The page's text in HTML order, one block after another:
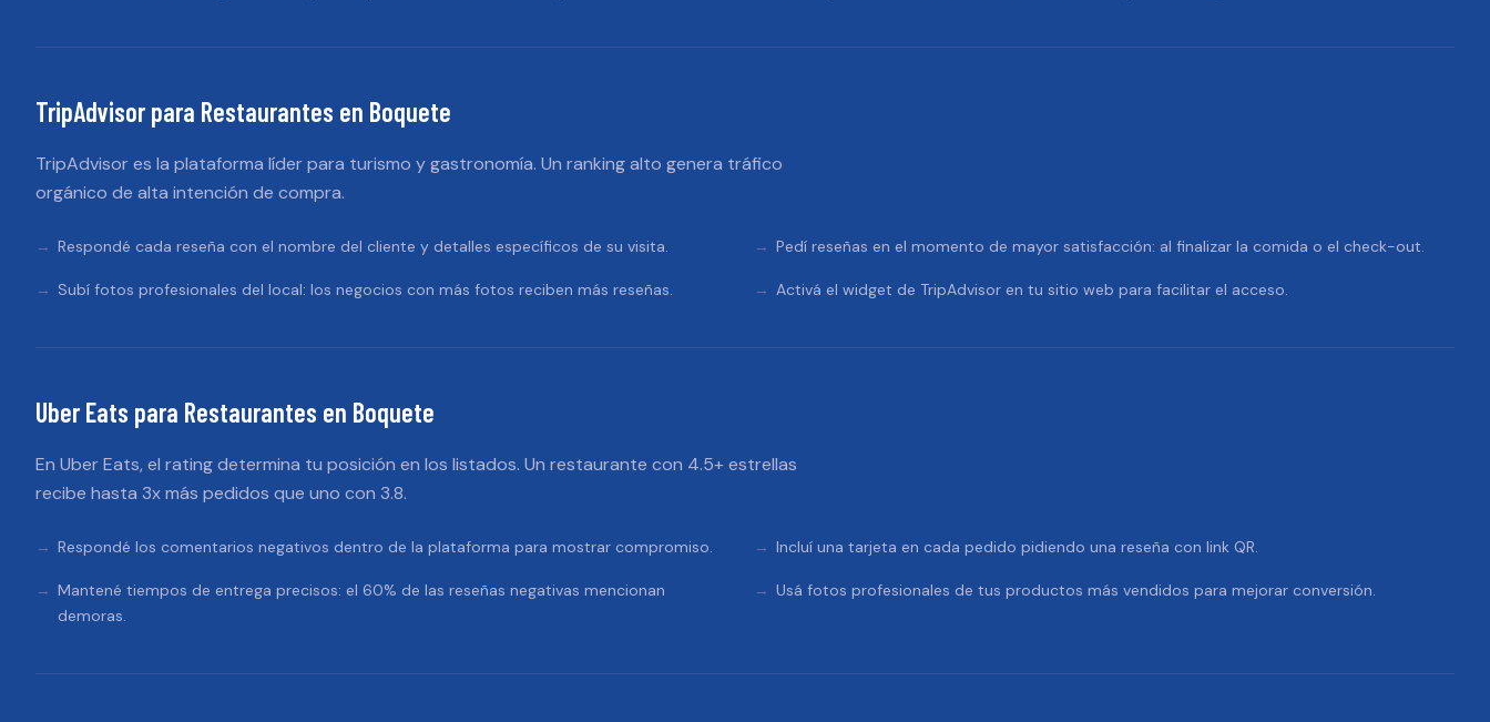
TripAdvisor para Restaurantes en Boquete
TripAdvisor es la plataforma líder para turismo y gastronomía. Un ranking alto genera tráfico
orgánico de alta intención de compra.
Respondé cada reseña con el nombre del cliente y detalles específicos de su visita. Pedí reseñas en el momento de mayor satisfacción: al finalizar la comida o el check-out.
Subí fotos profesionales del local: los negocios con más fotos reciben más reseñas. Activá el widget de TripAdvisor en tu sitio web para facilitar el acceso.
Uber Eats para Restaurantes en Boquete
En Uber Eats, el rating determina tu posición en los listados. Un restaurante con 4.5+ estrellas
recibe hasta 3x más pedidos que uno con 3.8.
Respondé los comentarios negativos dentro de la plataforma para mostrar compromiso. Incluí una tarjeta en cada pedido pidiendo una reseña con link QR.
Mantené tiempos de entrega precisos: el 60% de las reseñas negativas mencionan
demoras.
Usá fotos profesionales de tus productos más vendidos para mejorar conversión.